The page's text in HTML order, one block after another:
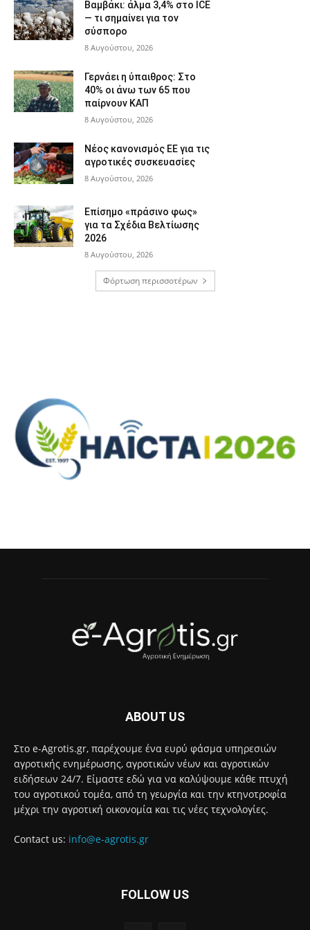
Βαμβάκι: άλμα 3,4% στο ICE
— τι σημαίνει για τον
σύσπορο
8 Αυγούστου, 2026
Γερνάει η ύπαιθρος: Στο
40% οι άνω των 65 που
παίρνουν ΚΑΠ
8 Αυγούστου, 2026
Νέος κανονισμός ΕΕ για τις
αγροτικές συσκευασίες
8 Αυγούστου, 2026
Επίσημο «πράσινο φως»
για τα Σχέδια Βελτίωσης
2026
8 Αυγούστου, 2026
Φόρτωση περισσοτέρων
ABOUT US
Στο e-Agrotis.gr, παρέχουμε ένα ευρύ φάσμα υπηρεσιών
αγροτικής ενημέρωσης, αγροτικών νέων και αγροτικών
ειδήσεων 24/7. Είμαστε εδώ για να καλύψουμε κάθε πτυχή
του αγροτικού τομέα, από τη γεωργία και την κτηνοτροφία
μέχρι την αγροτική οικονομία και τις νέες τεχνολογίες.
Contact us: info@e-agrotis.gr
FOLLOW US